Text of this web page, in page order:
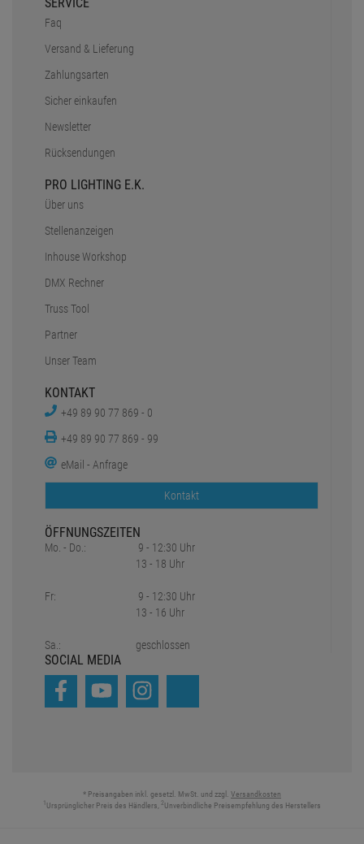
Faq
Versand & Lieferung
Zahlungsarten
Sicher einkaufen
Newsletter
Rücksendungen
PRO LIGHTING E.K.
Über uns
Stellenanzeigen
Inhouse Workshop
DMX Rechner
Truss Tool
Partner
Unser Team
KONTAKT
+49 89 90 77 869 - 0
+49 89 90 77 869 - 99
eMail - Anfrage
Kontakt
ÖFFNUNGSZEITEN
Mo. - Do.:
Fr:
Sa.:
9 - 12:30 Uhr
13 - 18 Uhr
9 - 12:30 Uhr
13 - 16 Uhr
geschlossen
SOCIAL MEDIA
* Preisangaben inkl. gesetzl. MwSt. und zzgl. Versandkosten
Ursprünglicher Preis des Händlers, 2 Unverbindliche Preisempfehlung des Herstellers